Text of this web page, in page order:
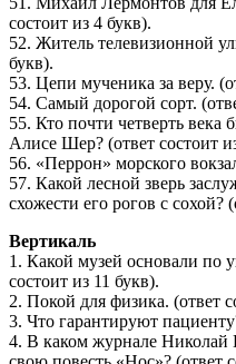
состоит из 4 букв).
52. Житель телевизионной
букв).
53. Цепи мученика за веру.
54. Самый дорогой сорт.
55. Кто почти четверть
Алисе Шер? (ответ состоит
56. «Перрон» морского
57. Какой лесной зверь
схожести его рогов с сохой?
Вертикаль
1. Какой музей основали по
состоит из 11 букв).
2. Покой для физика. (ответ
3. Что гарантируют
4. В каком журнале Николай